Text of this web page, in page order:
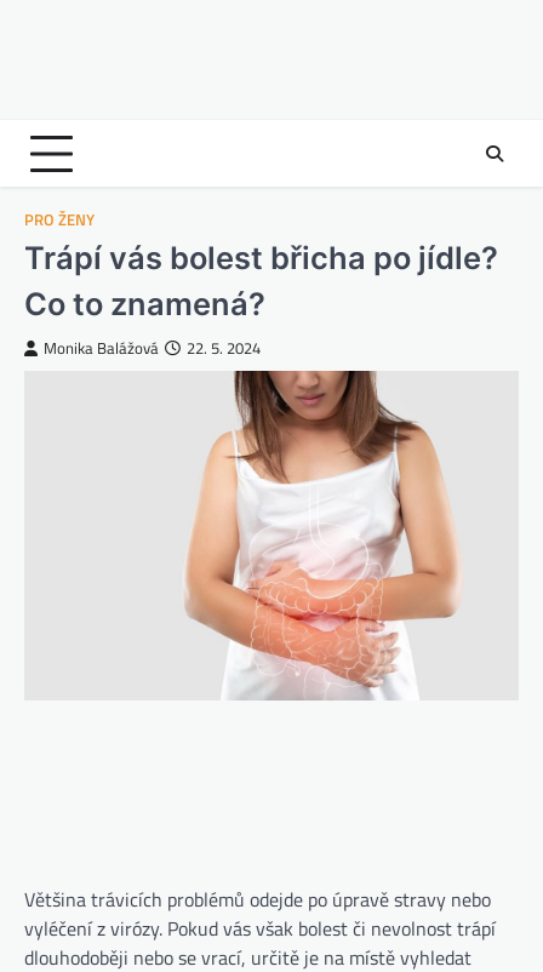
PRO ŽENY
Trápí vás bolest břicha po jídle?
Co to znamená?
Monika Balážová 22. 5. 2024
Většina trávicích problémů odejde po úpravě stravy nebo
vyléčení z virózy. Pokud vás však bolest či nevolnost trápí
dlouhodoběji nebo se vrací, určitě je na místě vyhledat